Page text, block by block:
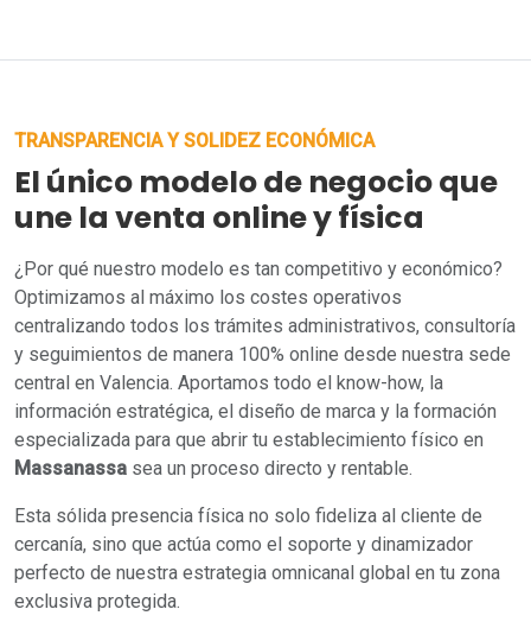
TRANSPARENCIA Y SOLIDEZ ECONÓMICA
El único modelo de negocio que
une la venta online y física
¿Por qué nuestro modelo es tan competitivo y económico?
Optimizamos al máximo los costes operativos
centralizando todos los trámites administrativos, consultoría
y seguimientos de manera 100% online desde nuestra sede
central en Valencia. Aportamos todo el know-how, la
información estratégica, el diseño de marca y la formación
especializada para que abrir tu establecimiento físico en
Massanassa sea un proceso directo y rentable.
Esta sólida presencia física no solo fideliza al cliente de
cercanía, sino que actúa como el soporte y dinamizador
perfecto de nuestra estrategia omnicanal global en tu zona
exclusiva protegida.